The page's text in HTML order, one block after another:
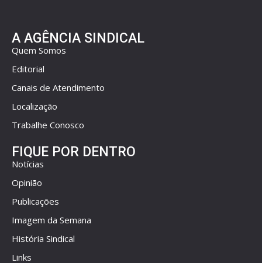
A AGÊNCIA SINDICAL
Quem Somos
Editorial
Canais de Atendimento
Localização
Trabalhe Conosco
FIQUE POR DENTRO
Notícias
Opinião
Publicações
Imagem da Semana
História Sindical
Links